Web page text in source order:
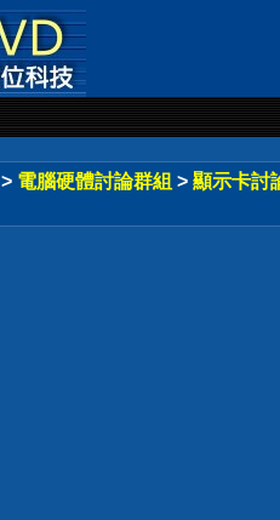
> 電腦硬體討論群組 > 顯示卡討